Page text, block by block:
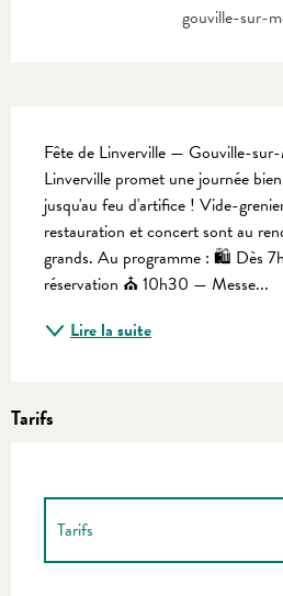
gouville-sur-
Fête de Linverville — Gouville-
Linverville promet une journée
jusqu'au feu d'artifice ! Vide-
restauration et concert sont au
grands. Au programme : 🛍️ Dès
réservation ⛪ 10h30 — Messe...
Lire la suite
Tarifs
Tarifs